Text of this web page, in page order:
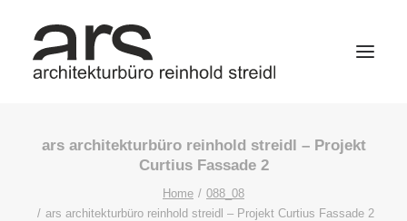
ars architekturbüro reinhold streidl – Projekt
Curtius Fassade 2
Home
088_08
ars architekturbüro reinhold streidl – Projekt Curtius Fassade 2